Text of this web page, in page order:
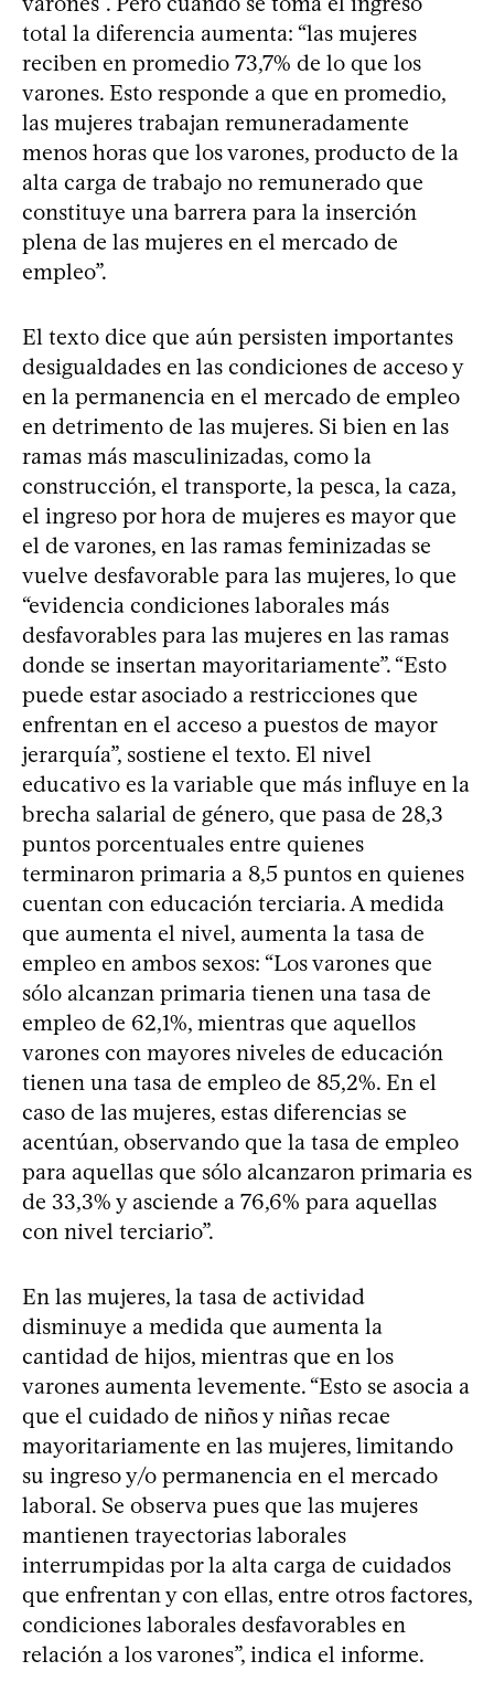
total la diferencia aumenta: “las mujeres
reciben en promedio 73,7% de lo que los
varones. Esto responde a que en promedio,
las mujeres trabajan remuneradamente
menos horas que los varones, producto de la
alta carga de trabajo no remunerado que
constituye una barrera para la inserción
plena de las mujeres en el mercado de
empleo”.
El texto dice que aún persisten importantes
desigualdades en las condiciones de acceso y
en la permanencia en el mercado de empleo
en detrimento de las mujeres. Si bien en las
ramas más masculinizadas, como la
construcción, el transporte, la pesca, la caza,
el ingreso por hora de mujeres es mayor que
el de varones, en las ramas feminizadas se
vuelve desfavorable para las mujeres, lo que
“evidencia condiciones laborales más
desfavorables para las mujeres en las ramas
donde se insertan mayoritariamente”. “Esto
puede estar asociado a restricciones que
enfrentan en el acceso a puestos de mayor
jerarquía”, sostiene el texto. El nivel
educativo es la variable que más influye en la
brecha salarial de género, que pasa de 28,3
puntos porcentuales entre quienes
terminaron primaria a 8,5 puntos en quienes
cuentan con educación terciaria. A medida
que aumenta el nivel, aumenta la tasa de
empleo en ambos sexos: “Los varones que
sólo alcanzan primaria tienen una tasa de
empleo de 62,1%, mientras que aquellos
varones con mayores niveles de educación
tienen una tasa de empleo de 85,2%. En el
caso de las mujeres, estas diferencias se
acentúan, observando que la tasa de empleo
para aquellas que sólo alcanzaron primaria es
de 33,3% y asciende a 76,6% para aquellas
con nivel terciario”.
En las mujeres, la tasa de actividad
disminuye a medida que aumenta la
cantidad de hijos, mientras que en los
varones aumenta levemente. “Esto se asocia a
que el cuidado de niños y niñas recae
mayoritariamente en las mujeres, limitando
su ingreso y/o permanencia en el mercado
laboral. Se observa pues que las mujeres
mantienen trayectorias laborales
interrumpidas por la alta carga de cuidados
que enfrentan y con ellas, entre otros factores,
condiciones laborales desfavorables en
relación a los varones”, indica el informe.